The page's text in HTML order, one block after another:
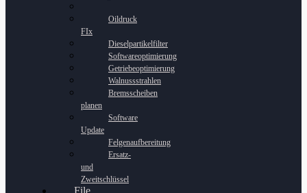
Oildruck
FIx
Dieselpartikelfilter
Softwareoptimierung
Getriebeoptimierung
Walnussstrahlen
Bremsscheiben
planen
Software
Update
Felgenaufbereitung
Ersatz-
und
Zweitschlüssel
File